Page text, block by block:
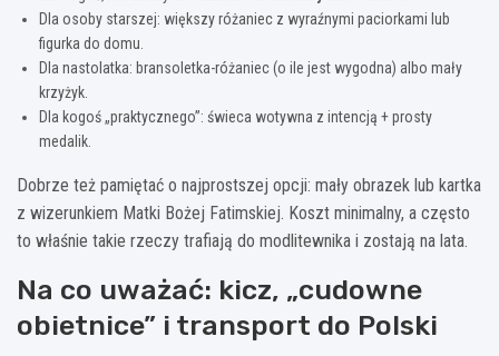
Dla osoby starszej: większy różaniec z wyraźnymi paciorkami lub
figurka do domu.
Dla nastolatka: bransoletka-różaniec (o ile jest wygodna) albo mały
krzyżyk.
Dla kogoś „praktycznego”: świeca wotywna z intencją + prosty
medalik.
Dobrze też pamiętać o najprostszej opcji: mały obrazek lub kartka
z wizerunkiem Matki Bożej Fatimskiej. Koszt minimalny, a często
to właśnie takie rzeczy trafiają do modlitewnika i zostają na lata.
Na co uważać: kicz, „cudowne
obietnice” i transport do Polski